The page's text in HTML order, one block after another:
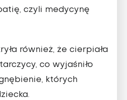
czyli medycynę
również, że cierpiała
co wyjaśniło
których